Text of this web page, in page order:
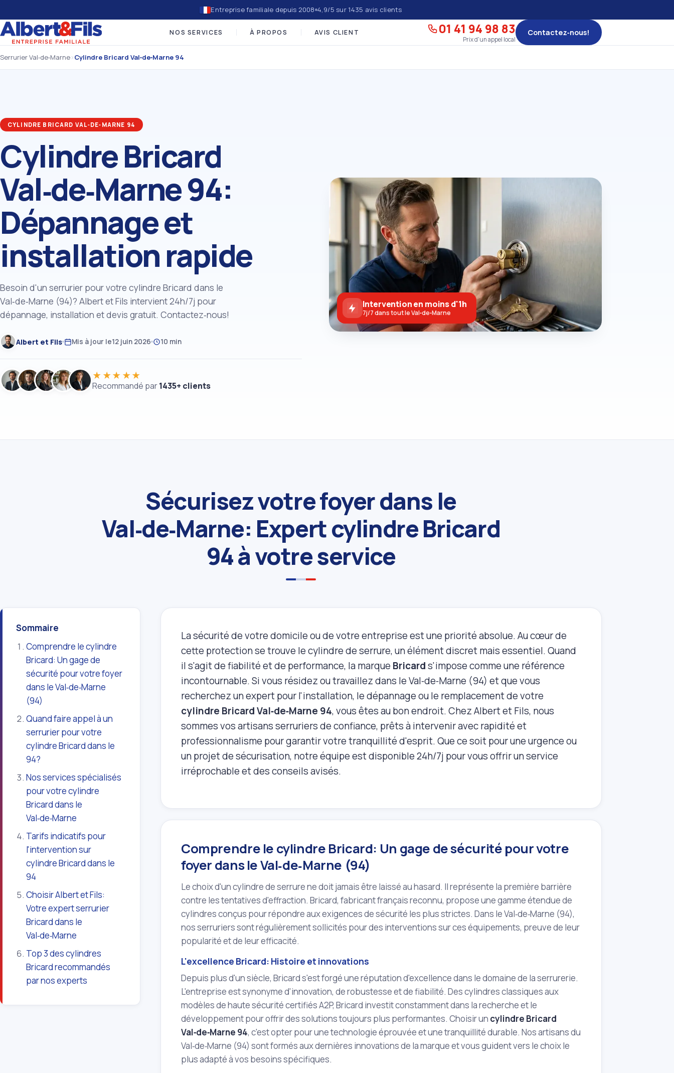
Entreprise familiale depuis 2008 4,9/5 sur 1435 avis clients
NOS SERVICES À PROPOS AVIS CLIENT 01 41 94 98 83
Prix d'un appel local
Contactez‑nous!
Serrurier Val‑de‑Marne›Cylindre Bricard Val‑de‑Marne 94
CYLINDRE BRICARD VAL‑DE‑MARNE 94
Cylindre Bricard
Val‑de‑Marne 94:
Dépannage et
installation rapide
Besoin d'un serrurier pour votre cylindre Bricard dans le
Val‑de‑Marne (94)? Albert et Fils intervient 24h/7j pour
dépannage, installation et devis gratuit. Contactez‑nous!
Albert et Fils Mis à jour le12 juin 2026 10 min
★★★★★
Recommandé par1435+ clients
Intervention en moins d'1h
7j/7 dans tout le Val‑de‑Marne
Sécurisez votre foyer dans le
Val‑de‑Marne: Expert cylindre Bricard
94 à votre service
Sommaire
Comprendre le cylindre
Bricard: Un gage de
sécurité pour votre foyer
dans le Val‑de‑Marne
(94)
Quand faire appel à un
serrurier pour votre
cylindre Bricard dans le
94?
Nos services spécialisés
pour votre cylindre
Bricard dans le
Val‑de‑Marne
Tarifs indicatifs pour
l'intervention sur
cylindre Bricard dans le
94
Choisir Albert et Fils:
Votre expert serrurier
Bricard dans le
Val‑de‑Marne
Top 3 des cylindres
Bricard recommandés
par nos experts
La sécurité de votre domicile ou de votre entreprise est une priorité absolue. Au cœur de
cette protection se trouve le cylindre de serrure, un élément discret mais essentiel. Quand
il s'agit de fiabilité et de performance, la marque Bricards'impose comme une référence
incontournable. Si vous résidez ou travaillez dans le Val‑de‑Marne (94) et que vous
recherchez un expert pour l'installation, le dépannage ou le remplacement de votre
cylindre Bricard Val‑de‑Marne 94, vous êtes au bon endroit. Chez Albert et Fils, nous
sommes vos artisans serruriers de confiance, prêts à intervenir avec rapidité et
professionnalisme pour garantir votre tranquillité d'esprit. Que ce soit pour une urgence ou
un projet de sécurisation, notre équipe est disponible 24h/7j pour vous offrir un service
irréprochable et des conseils avisés.
Comprendre le cylindre Bricard: Un gage de sécurité pour votre
foyer dans le Val‑de‑Marne (94)
Le choix d'un cylindre de serrure ne doit jamais être laissé au hasard. Il représente la première barrière
contre les tentatives d'effraction. Bricard, fabricant français reconnu, propose une gamme étendue de
cylindres conçus pour répondre aux exigences de sécurité les plus strictes. Dans le Val‑de‑Marne (94),
nos serruriers sont régulièrement sollicités pour des interventions sur ces équipements, preuve de leur
popularité et de leur efficacité.
L'excellence Bricard: Histoire et innovations
Depuis plus d'un siècle, Bricard s'est forgé une réputation d'excellence dans le domaine de la serrurerie.
L'entreprise est synonyme d'innovation, de robustesse et de fiabilité. Des cylindres classiques aux
modèles de haute sécurité certifiés A2P, Bricard investit constamment dans la recherche et le
développement pour offrir des solutions toujours plus performantes. Choisir un cylindre Bricard
Val‑de‑Marne 94, c'est opter pour une technologie éprouvée et une tranquillité durable. Nos artisans du
Val‑de‑Marne (94) sont formés aux dernières innovations de la marque et vous guident vers le choix le
plus adapté à vos besoins spécifiques.